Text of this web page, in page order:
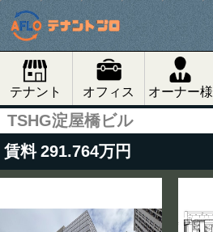
テナント オフィス オーナー様
TSHG淀屋橋ビル
賃料 291.764万円